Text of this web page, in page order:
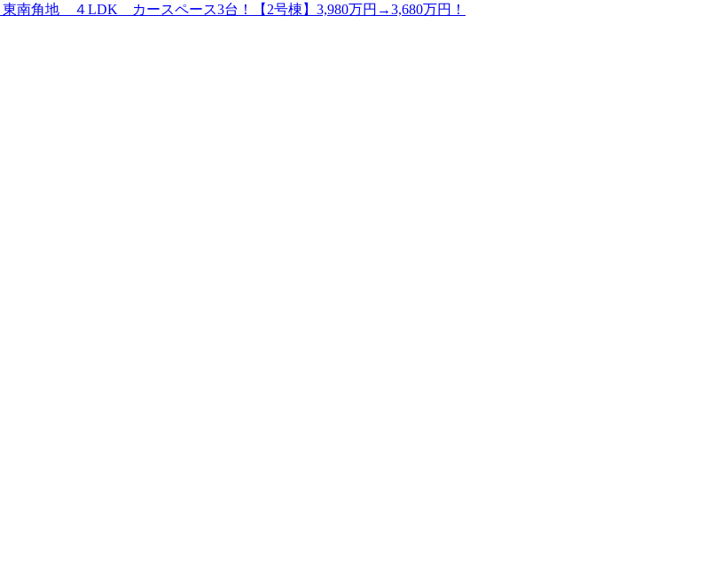
角地 ４LDK カースペース3台！【2号棟】3,980万円→3,680万円！